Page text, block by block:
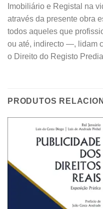
Imobiliário e Registal na
através da presente obra
todos aqueles que
ou até, indirecto —, lidam
o Direito do Registo
PRODUTOS